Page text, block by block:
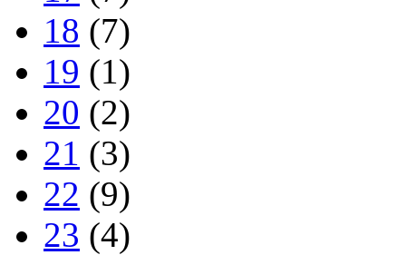
18 (7)
19 (1)
20 (2)
21 (3)
22 (9)
23 (4)